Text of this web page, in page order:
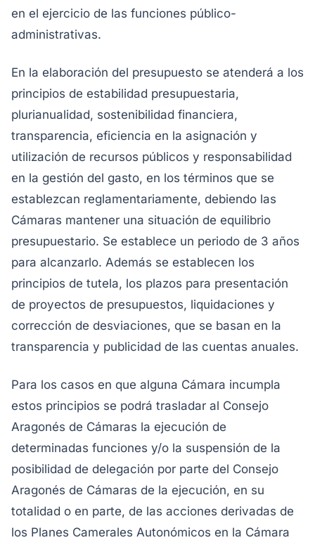
en el ejercicio de las funciones público-
administrativas.
En la elaboración del presupuesto se atenderá a los
principios de estabilidad presupuestaria,
plurianualidad, sostenibilidad financiera,
transparencia, eficiencia en la asignación y
utilización de recursos públicos y responsabilidad
en la gestión del gasto, en los términos que se
establezcan reglamentariamente, debiendo las
Cámaras mantener una situación de equilibrio
presupuestario. Se establece un periodo de 3 años
para alcanzarlo. Además se establecen los
principios de tutela, los plazos para presentación
de proyectos de presupuestos, liquidaciones y
corrección de desviaciones, que se basan en la
transparencia y publicidad de las cuentas anuales.
Para los casos en que alguna Cámara incumpla
estos principios se podrá trasladar al Consejo
Aragonés de Cámaras la ejecución de
determinadas funciones y/o la suspensión de la
posibilidad de delegación por parte del Consejo
Aragonés de Cámaras de la ejecución, en su
totalidad o en parte, de las acciones derivadas de
los Planes Camerales Autonómicos en la Cámara